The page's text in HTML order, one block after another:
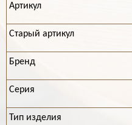
Артикул
Старый артикул
Бренд
Серия
Тип изделия